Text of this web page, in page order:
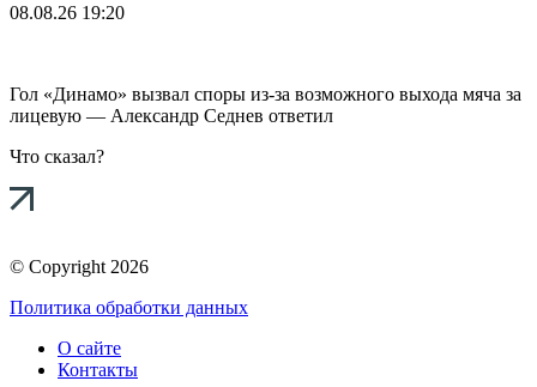
08.08.26 19:20
Гол «Динамо» вызвал споры из-за возможного выхода мяча за
лицевую — Александр Седнев ответил
Что сказал?
© Copyright 2026
Политика обработки данных
О сайте
Контакты